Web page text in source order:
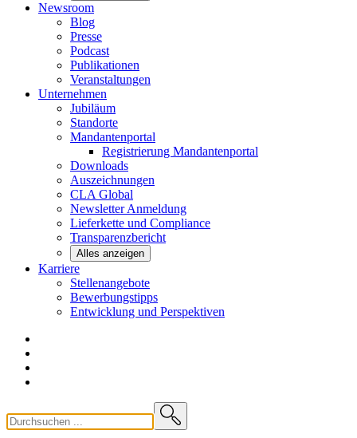
Newsroom
Blog
Presse
Podcast
Publikationen
Veranstaltungen
Unternehmen
Jubiläum
Standorte
Mandantenportal
Registrierung Mandantenportal
Downloads
Auszeichnungen
CLAGlobal
NewsletterAnmeldung
Lieferkette und Compliance
Transparenzbericht
Alles anzeigen
Karriere
Stellenangebote
Bewerbungstipps
Entwicklung und Perspektiven